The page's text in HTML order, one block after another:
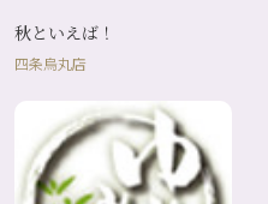
秋といえば！
四条烏丸店